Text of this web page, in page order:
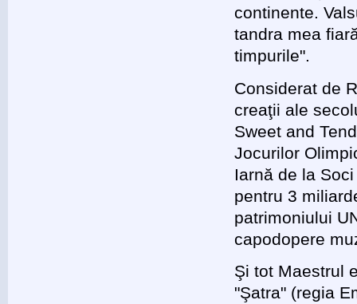
continente.
tandra mea
timpurile".
Considerat de
creaţii ale
Sweet and
Jocurilor
Iarnă de la
pentru 3
patrimoniului
capodopere
Şi tot Maestrul
"Şatra" (regia